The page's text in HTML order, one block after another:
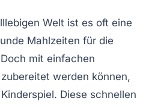
Welt ist es oft eine
Mahlzeiten für die
mit einfachen
werden können,
Diese schnellen